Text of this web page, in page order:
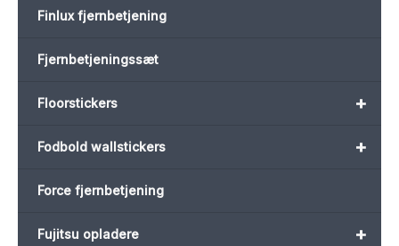
Finlux fjernbetjening
Fjernbetjeningssæt
+
Floorstickers
+
Fodbold wallstickers
Force fjernbetjening
+
Fujitsu opladere